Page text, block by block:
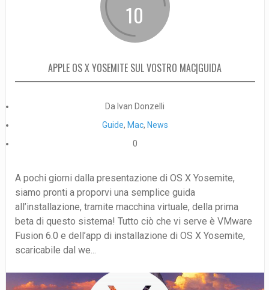
10
APPLE OS X YOSEMITE SUL VOSTRO MAC|GUIDA
Da Ivan Donzelli
Guide, Mac, News
0
A pochi giorni dalla presentazione di OS X Yosemite,
siamo pronti a proporvi una semplice guida
all’installazione, tramite macchina virtuale, della prima
beta di questo sistema! Tutto ciò che vi serve è VMware
Fusion 6.0 e dell’app di installazione di OS X Yosemite,
scaricabile dal we...